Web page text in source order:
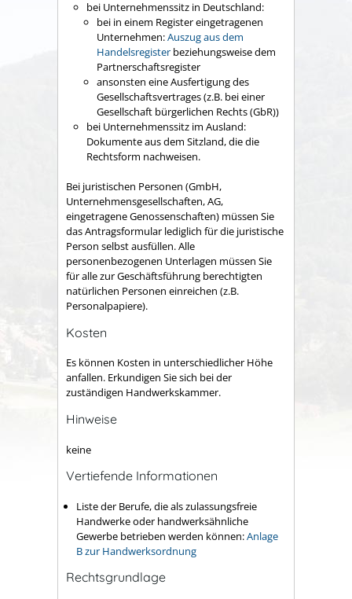
bei Unternehmenssitz in Deutschland:
bei in einem Register eingetragenen
Unternehmen:Auszug aus dem
Handelsregister beziehungsweise dem
Partnerschaftsregister
ansonsten eine Ausfertigung des
Gesellschaftsvertrages (z.B. bei einer
Gesellschaft bürgerlichen Rechts (GbR))
bei Unternehmenssitz im Ausland:
Dokumente aus dem Sitzland, die die
Rechtsform nachweisen.
Bei juristischen Personen (GmbH,
Unternehmensgesellschaften, AG,
eingetragene Genossenschaften) müssen Sie
das Antragsformular lediglich für die juristische
Person selbst ausfüllen. Alle
personenbezogenen Unterlagen müssen Sie
für alle zur Geschäftsführung berechtigten
natürlichen Personen einreichen (z.B.
Personalpapiere).
Kosten
Es können Kosten in unterschiedlicher Höhe
anfallen. Erkundigen Sie sich bei der
zuständigen Handwerkskammer.
Hinweise
keine
Vertiefende Informationen
Liste der Berufe, die als zulassungsfreie
Handwerke oder handwerksähnliche
Gewerbe betrieben werden können:Anlage
B zur Handwerksordnung
Rechtsgrundlage